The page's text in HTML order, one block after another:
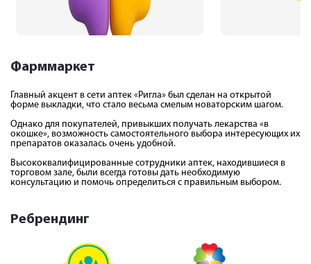
2001 г.
На Садовом кольце в Москве
открывается первая флагманская
аптека «Ригла».
«Ригла» входит
крупнейших
страны.
Фарммаркет
Главный акцент в сети аптек «Ригла» был сделан на открытой
форме выкладки, что стало весьма смелым новаторским шагом.
Однако для покупателей, привыкших получать лекарства «в
окошке», возможность самостоятельного выбора интересующих их
препаратов оказалась очень удобной.
Высококвалифицированные сотрудники аптек, находившиеся в
торговом зале, были всегда готовы дать необходимую
консультацию и помочь определиться с правильным выбором.
Ребрендинг